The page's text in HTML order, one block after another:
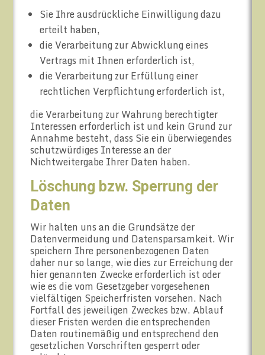
Sie Ihre ausdrückliche Einwilligung dazu
erteilt haben,
die Verarbeitung zur Abwicklung eines
Vertrags mit Ihnen erforderlich ist,
die Verarbeitung zur Erfüllung einer
rechtlichen Verpflichtung erforderlich ist,
die Verarbeitung zur Wahrung berechtigter
Interessen erforderlich ist und kein Grund zur
Annahme besteht, dass Sie ein überwiegendes
schutzwürdiges Interesse an der
Nichtweitergabe Ihrer Daten haben.
Löschung bzw. Sperrung der
Daten
Wir halten uns an die Grundsätze der
Datenvermeidung und Datensparsamkeit. Wir
speichern Ihre personenbezogenen Daten
daher nur so lange, wie dies zur Erreichung der
hier genannten Zwecke erforderlich ist oder
wie es die vom Gesetzgeber vorgesehenen
vielfältigen Speicherfristen vorsehen. Nach
Fortfall des jeweiligen Zweckes bzw. Ablauf
dieser Fristen werden die entsprechenden
Daten routinemäßig und entsprechend den
gesetzlichen Vorschriften gesperrt oder